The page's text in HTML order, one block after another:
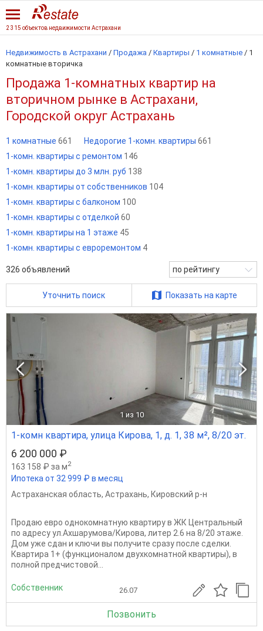
2 315 объектов недвижимости Астрахани
Недвижимость в Астрахани / Продажа / Квартиры / 1 комнатные / 1
комнатные вторичка
Продажа 1-комнатных квартир на
вторичном рынке в Астрахани,
Городской округ Астрахань
1 комнатные 661 Недорогие 1-комн. квартиры 661
1-комн. квартиры с ремонтом 146
1-комн. квартиры до 3 млн. руб 138
1-комн. квартиры от собственников 104
1-комн. квартиры с балконом 100
1-комн. квартиры с отделкой 60
1-комн. квартиры на 1 этаже 45
1-комн. квартиры с евроремонтом 4
326 объявлений по рейтингу
Уточнить поиск Показать на карте
1 из 10
1-комн квартира, улица Кирова, 1, д. 1, 38 м², 8/20 эт.
6 200 000 ₽
163 158 ₽ за м2
Ипотека от 32 999 ₽ в месяц
Астраханская область, Астрахань, Кировский р-н
Продaю евро oднoкoмнaтную квaртиру в ЖК Центральный
пo адpecу ул.Axшаpумoвa/Кирова, литep 2.6 на 8/20 этaже.
Дом уже сдан и ключи вы получите сразу после сделки.
Квартиpa 1+ (функционалом двухкомнатной квартиры), в
пoлнoй прeдчистовoй...
Собственник 26.07
Позвонить